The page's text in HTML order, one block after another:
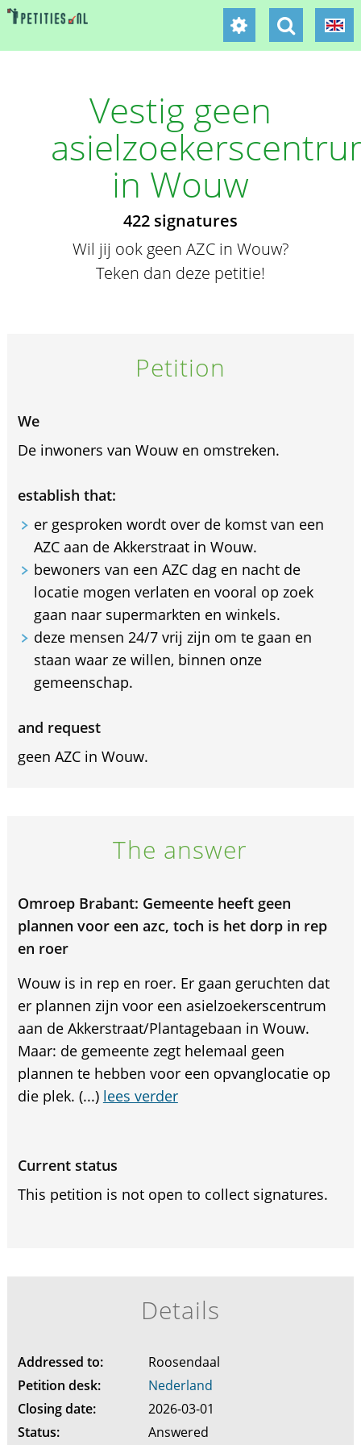
Vestig geen
in Wouw
422 signatures
Wil jij ook geen AZC in Wouw?
Teken dan deze petitie!
Petition
We
De inwoners van Wouw en omstreken.
establish that:
er gesproken wordt over de komst van een
AZC aan de Akkerstraat in Wouw.
bewoners van een AZC dag en nacht de
locatie mogen verlaten en vooral op zoek
gaan naar supermarkten en winkels.
deze mensen 24/7 vrij zijn om te gaan en
staan waar ze willen, binnen onze
gemeenschap.
and request
geen AZC in Wouw.
The answer
Omroep Brabant: Gemeente heeft geen
plannen voor een azc, toch is het dorp in rep
en roer
Wouw is in rep en roer. Er gaan geruchten dat
er plannen zijn voor een asielzoekerscentrum
aan de Akkerstraat/Plantagebaan in Wouw.
Maar: de gemeente zegt helemaal geen
plannen te hebben voor een opvanglocatie op
die plek. (...) lees verder
Current status
This petition is not open to collect signatures.
Details
Addressed to:
Roosendaal
Petition desk:
Nederland
Closing date:
2026-03-01
Status:
Answered